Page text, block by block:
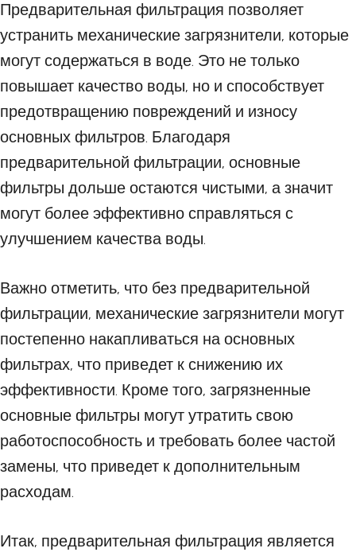
Предварительная фильтрация позволяет
устранить механические загрязнители, которые
могут содержаться в воде. Это не только
повышает качество воды, но и способствует
предотвращению повреждений и износу
основных фильтров. Благодаря
предварительной фильтрации, основные
фильтры дольше остаются чистыми, а значит
могут более эффективно справляться с
улучшением качества воды.
Важно отметить, что без предварительной
фильтрации, механические загрязнители могут
постепенно накапливаться на основных
фильтрах, что приведет к снижению их
эффективности. Кроме того, загрязненные
основные фильтры могут утратить свою
работоспособность и требовать более частой
замены, что приведет к дополнительным
расходам.
Итак, предварительная фильтрация является